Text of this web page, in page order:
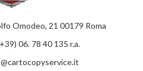
Omodeo, 21 00179 Roma
06. 78 40 135 r.a.